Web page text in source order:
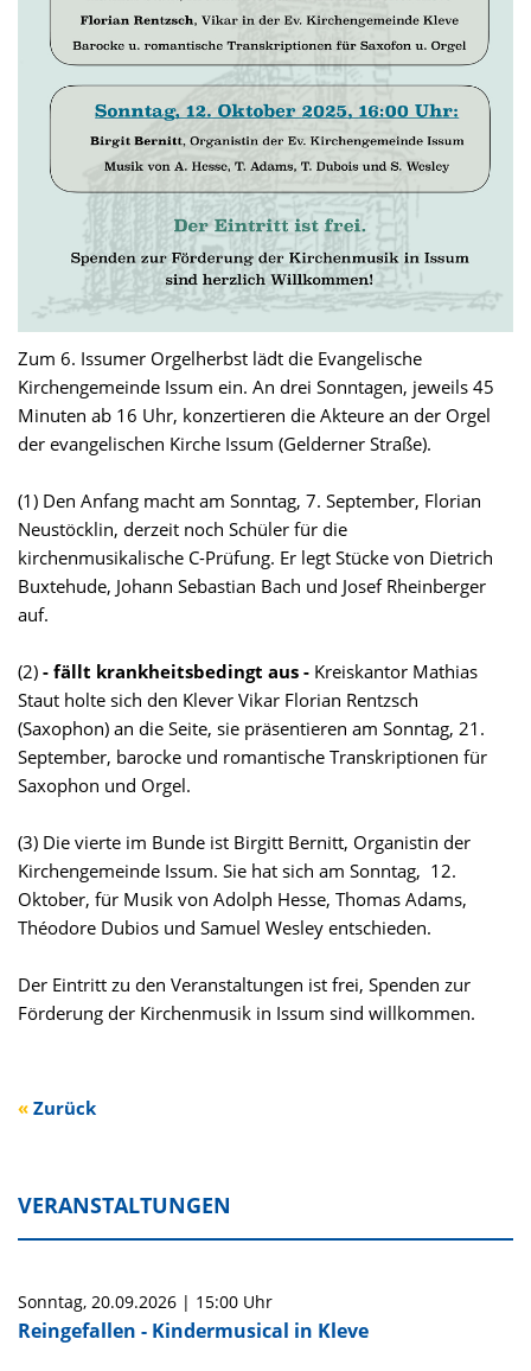
Zum 6. Issumer Orgelherbst lädt die Evangelische
Kirchengemeinde Issum ein. An drei Sonntagen, jeweils 45
Minuten ab 16 Uhr, konzertieren die Akteure an der Orgel
der evangelischen Kirche Issum (Gelderner Straße).
(1) Den Anfang macht am Sonntag, 7. September, Florian
Neustöcklin, derzeit noch Schüler für die
kirchenmusikalische C-Prüfung. Er legt Stücke von Dietrich
Buxtehude, Johann Sebastian Bach und Josef Rheinberger
auf.
(2) - fällt krankheitsbedingt aus - Kreiskantor Mathias
Staut holte sich den Klever Vikar Florian Rentzsch
(Saxophon) an die Seite, sie präsentieren am Sonntag, 21.
September, barocke und romantische Transkriptionen für
Saxophon und Orgel.
(3) Die vierte im Bunde ist Birgitt Bernitt, Organistin der
Kirchengemeinde Issum. Sie hat sich am Sonntag, 12.
Oktober, für Musik von Adolph Hesse, Thomas Adams,
Théodore Dubios und Samuel Wesley entschieden.
Der Eintritt zu den Veranstaltungen ist frei, Spenden zur
Förderung der Kirchenmusik in Issum sind willkommen.
Zurück
VERANSTALTUNGEN
Sonntag, 20.09.2026 | 15:00 Uhr
Reingefallen - Kindermusical in Kleve